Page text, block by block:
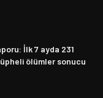
İlk 7 ayda 231
ölümler sonucu